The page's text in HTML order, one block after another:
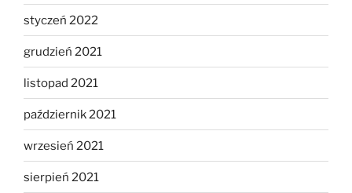
styczeń 2022
grudzień 2021
listopad 2021
październik 2021
wrzesień 2021
sierpień 2021